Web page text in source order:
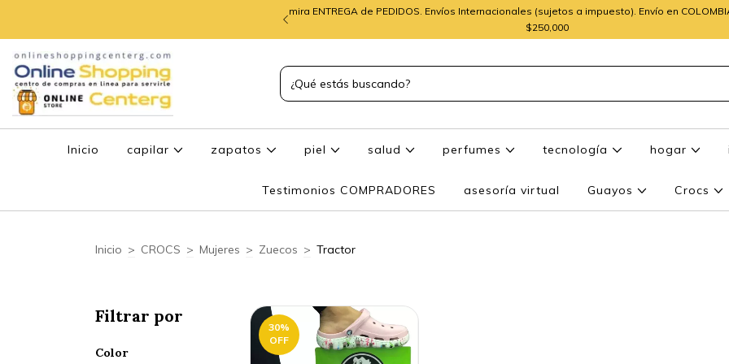
mira ENTREGA de PEDIDOS. Envíos Internacionales (sujetos a impuesto). Envío en
$250,000
Inicio capilar zapatos piel salud perfumes tecnología hogar
Testimonios COMPRADORES asesoría virtual Guayos Crocs
Inicio > CROCS > Mujeres > Zuecos > Tractor
Filtrar por
Color
30%
OFF